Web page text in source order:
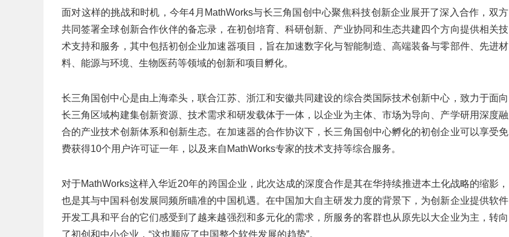
面对这样的挑战和时机，今年4月MathWorks与长三角国创中心聚焦科技创新企业展开了深入合作，双方
共同签署全球创新合作伙伴的备忘录，在初创培育、科研创新、产业协同和生态共建四个方向提供相关技
术支持和服务，其中包括初创企业加速器项目，旨在加速数字化与智能制造、高端装备与零部件、先进材
料、能源与环境、生物医药等领域的创新和项目孵化。
长三角国创中心是由上海牵头，联合江苏、浙江和安徽共同建设的综合类国际技术创新中心，致力于面向
长三角区域构建集创新资源、技术需求和研发载体于一体，以企业为主体、市场为导向、产学研用深度融
合的产业技术创新体系和创新生态。在加速器的合作协议下，长三角国创中心孵化的初创企业可以享受免
费获得10个用户许可证一年，以及来自MathWorks专家的技术支持等综合服务。
对于MathWorks这样入华近20年的跨国企业，此次达成的深度合作是其在华持续推进本土化战略的缩影，
也是其与中国科创发展同频所瞄准的中国机遇。在中国加大自主研发力度的背景下，为创新企业提供软件
开发工具和平台的它们感受到了越来越强烈和多元化的需求，所服务的客群也从原先以大企业为主，转向
了初创和中小企业，“这也顺应了中国整个软件发展的趋势”。